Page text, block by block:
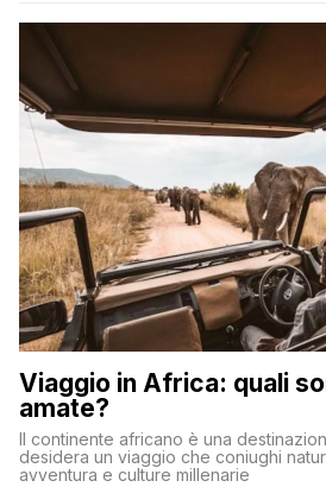
sul […]
Viaggio in Africa: quali
amate?
Il continente africano è una
desidera un viaggio che coniughi
avventura e culture millenarie